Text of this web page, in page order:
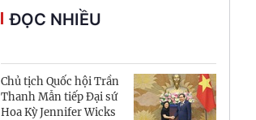
Cần Thơ
Điện Biên
ĐỌC NHIỀU
Chủ tịch Quốc hội Trần
Thanh Mẫn tiếp Đại sứ
Hoa Kỳ Jennifer Wicks